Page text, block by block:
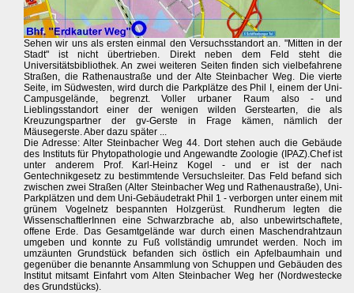
Sehen wir uns als ersten einmal den Versuchsstandort an. "Mitten in der
Stadt" ist nicht übertrieben. Direkt neben dem Feld steht die
Universitätsbibliothek. An zwei weiteren Seiten finden sich vielbefahrene
Straßen, die Rathenaustraße und der Alte Steinbacher Weg. Die vierte
Seite, im Südwesten, wird durch die Parkplätze des Phil I, einem der Uni-
Campusgelände, begrenzt. Voller urbaner Raum also - und
Lieblingsstandort einer der wenigen wilden Gerstearten, die als
Kreuzungspartner der gv-Gerste in Frage kämen, nämlich der
Mäusegerste. Aber dazu später ...
Die Adresse: Alter Steinbacher Weg 44. Dort stehen auch die Gebäude
des Instituts für Phytopathologie und Angewandte Zoologie (IPAZ).Chef ist
unter anderem Prof. Karl-Heinz Kogel - und er ist der nach
Gentechnikgesetz zu bestimmtende Versuchsleiter. Das Feld befand sich
zwischen zwei Straßen (Alter Steinbacher Weg und Rathenaustraße), Uni-
Parkplätzen und dem Uni-Gebäudetrakt Phil 1 - verborgen unter einem mit
grünem Vogelnetz bespannten Holzgerüst. Rundherum legten die
WissenschaftlerInnen eine Schwarzbrache ab, also unbewirtschaftete,
offene Erde. Das Gesamtgelände war durch einen Maschendrahtzaun
umgeben und konnte zu Fuß vollständig umrundet werden. Noch im
umzäunten Grundstück befanden sich östlich ein Apfelbaumhain und
gegenüber die benannte Ansammlung von Schuppen und Gebäuden des
Institut mitsamt Einfahrt vom Alten Steinbacher Weg her (Nordwestecke
des Grundstücks).